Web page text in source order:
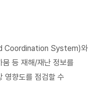
Coordination System)와
등 재해/재난 정보를
영향도를 점검할 수